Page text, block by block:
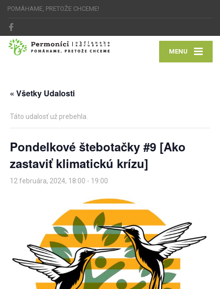
POMÁHAME, PRETOŽE CHCEME!
MENU
« Všetky Udalosti
Táto udalosť už prebehla.
Pondelkové štebotačky #9 [Ako
zastaviť klimatickú krízu]
12 februára, 2024, 18:00 - 19:00